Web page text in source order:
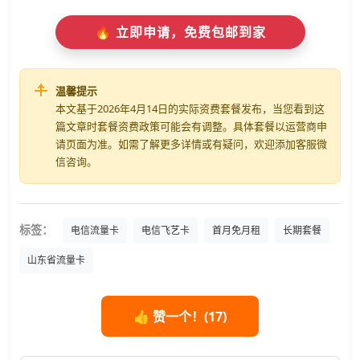
🔥 立即申请，免费包邮到家
温馨提示
本文基于2026年4月14日的实际资费套餐发布，当您看到这
篇文章时套餐资费政策可能会有调整。具体套餐以运营商申
请页面为准。如需了解更多详情或有疑问，欢迎添加客服微
信咨询。
标签： 电信流量卡 电信飞艺卡 首月免月租 长期套餐
山东省流量卡
👍 赞一个！(17)